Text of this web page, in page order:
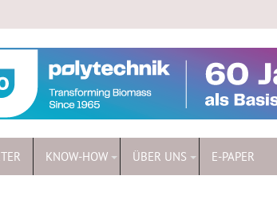
KNOW-HOW ÜBER UNS E-PAPER